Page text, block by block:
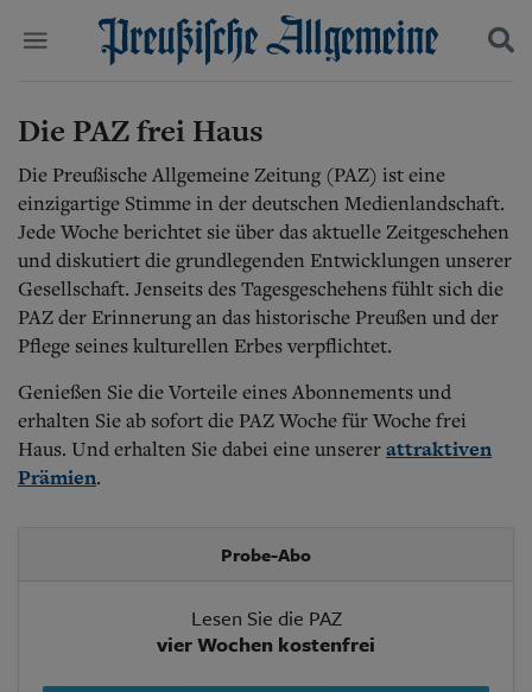
Abonnenten-Login
Abo Prämien
Archiv
Politik
Kultur
Wirtschaft
Panorama
Gesellschaft
Leben
Geschichte
Ostpreußen
Pommern
Berlin-Brandenburg
Schlesien
Danzig und Westpreußen
Bücher
Suchen und finden
Die PAZ frei Haus
Die Preußische Allgemeine Zeitung (PAZ) ist eine
einzigartige Stimme in der deutschen Medienlandschaft.
Jede Woche berichtet sie über das aktuelle Zeitgeschehen
und diskutiert die grundlegenden Entwicklungen unserer
Gesellschaft. Jenseits des Tagesgeschehens fühlt sich die
PAZ der Erinnerung an das historische Preußen und der
Pflege seines kulturellen Erbes verpflichtet.
Genießen Sie die Vorteile eines Abonnements und
erhalten Sie ab sofort die PAZ Woche für Woche frei
Haus. Und erhalten Sie dabei eine unsererattraktiven
Prämien.
Probe-Abo
Lesen Sie die PAZ
vier Wochen kostenfrei